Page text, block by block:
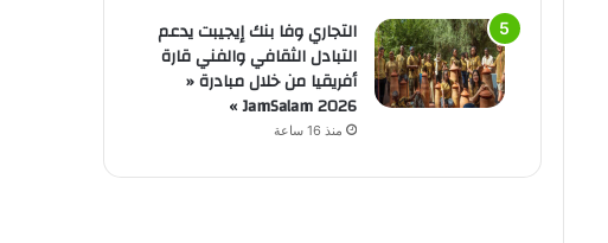
التجاري وفا بنك إيجيبت يدعم
التبادل الثقافي والفني قارة
أفريقيا من خلال مبادرة «
JamSalam 2026 »
منذ 16 ساعة